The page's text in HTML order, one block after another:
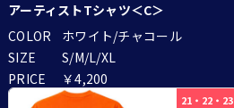
アーティストTシャツ＜C＞
COLOR
ホワイト/チャコール
SIZE
S/M/L/XL
PRICE
￥4,200
21・22・23